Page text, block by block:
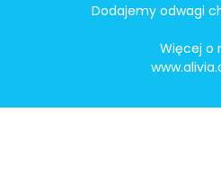
Dodajemy odwagi
Więcej o